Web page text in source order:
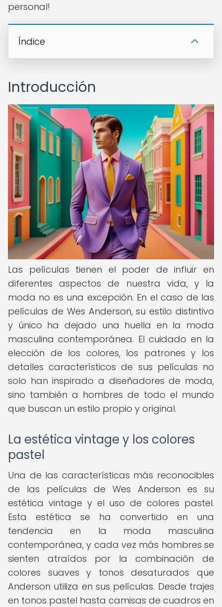
personal!
Índice
Introducción
Las películas tienen el poder de influir en
diferentes aspectos de nuestra vida, y la
moda no es una excepción. En el caso de las
películas de Wes Anderson, su estilo distintivo
y único ha dejado una huella en la moda
masculina contemporánea. El cuidado en la
elección de los colores, los patrones y los
detalles característicos de sus películas no
solo han inspirado a diseñadores de moda,
sino también a hombres de todo el mundo
que buscan un estilo propio y original.
La estética vintage y los colores
pastel
Una de las características más reconocibles
de las películas de Wes Anderson es su
estética vintage y el uso de colores pastel.
Esta estética se ha convertido en una
tendencia en la moda masculina
contemporánea, y cada vez más hombres se
sienten atraídos por la combinación de
colores suaves y tonos desaturados que
Anderson utiliza en sus películas. Desde trajes
en tonos pastel hasta camisas de cuadros en